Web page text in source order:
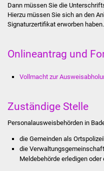
Dann müssen Sie die
Hierzu müssen Sie sich an den
Signaturzertifikat erworben haben.
Onlineantrag und
Vollmacht zur
Zuständige Stelle
Personalausweisbehörden in
die Gemeinden als
die
Meldebehörde erledigen oder